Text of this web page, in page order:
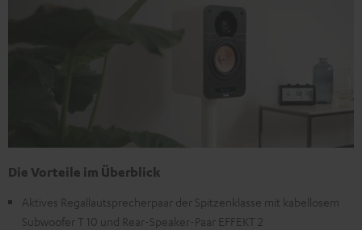
Die Vorteile im Überblick
Aktives Regallautsprecherpaar der Spitzenklasse mit kabellosem
Subwoofer T 10 und Rear-Speaker-Paar EFFEKT 2